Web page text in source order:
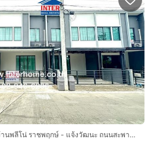
ทาวน์เฮ้าส์ 2 ชั้น 17.5 ตร.ว. หมู่บ้านพลีโน่ ราชพฤกษ์ - แจ้งวัฒนะ ถนนสะพานนนทบุรี-บางบัวทอง ถนนองค์การบริหารส่วนจังหวัด